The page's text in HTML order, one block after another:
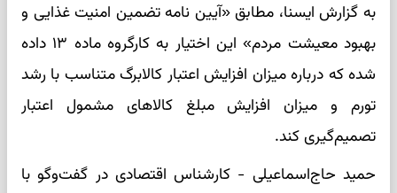
به ​​​​​گزارش ایسنا، مطابق «آیین نامه تضمین امنیت غذایی و
بهبود معیشت مردم» این اختیار به کارگروه ماده ۱۳ داده
شده که درباره میزان افزایش اعتبار کالابرگ متناسب با رشد
تورم و میزان افزایش مبلغ کالاهای مشمول اعتبار
تصمیم‌گیری کند.
حمید حاج‌اسماعیلی - کارشناس اقتصادی در گفت‌وگو با